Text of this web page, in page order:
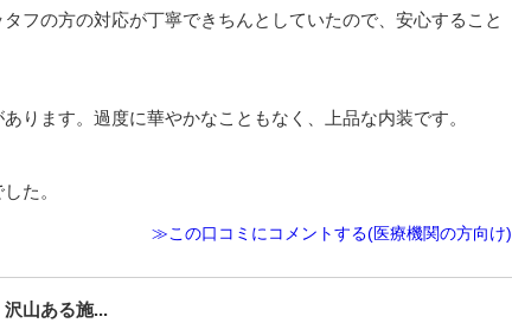
フの方の対応が丁寧できちんとしていたので、安心すること
ります。過度に華やかなこともなく、上品な内装です。
た。
≫この口コミにコメントする(医療機関の方向け)
山ある施...